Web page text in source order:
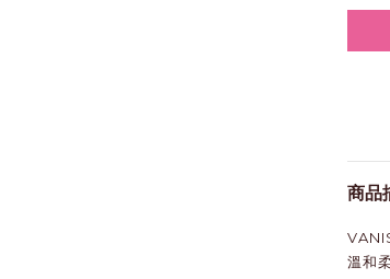
商品
溫和